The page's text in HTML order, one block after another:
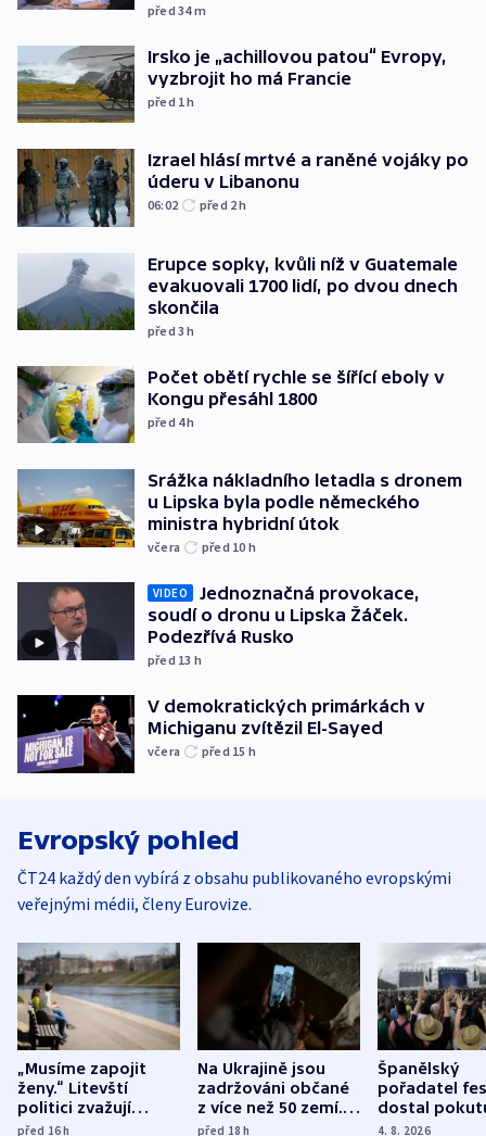
před 34m
Irsko je „achillovou patou“ Evropy,
vyzbrojit ho má Francie
před 1h
Izrael hlásí mrtvé a raněné vojáky po
úderu v Libanonu
06:02 před 2h
Erupce sopky, kvůli níž v Guatemale
evakuovali 1700 lidí, po dvou dnech
skončila
před 3h
Počet obětí rychle se šířící eboly v
Kongu přesáhl 1800
před 4h
Srážka nákladního letadla s dronem
u Lipska byla podle německého
ministra hybridní útok
včera před 10 h
VIDEO
Jednoznačná provokace,
soudí o dronu u Lipska Žáček.
Podezřívá Rusko
před 13 h
V demokratických primárkách v
Michiganu zvítězil El-Sayed
včera před 15 h
Evropský pohled
ČT24 každý den vybírá z obsahu publikovaného evropskými
veřejnými médii, členy Eurovize.
„Musíme zapojit
ženy.“ Litevští
politici zvažují
dohodu o
před 16h
Na Ukrajině jsou
zadržováni občané
z více než 50 zemí.
Bojovali na straně
před 18h
Španělský
pořadatel
dostal
nekalé
4. 8. 2026